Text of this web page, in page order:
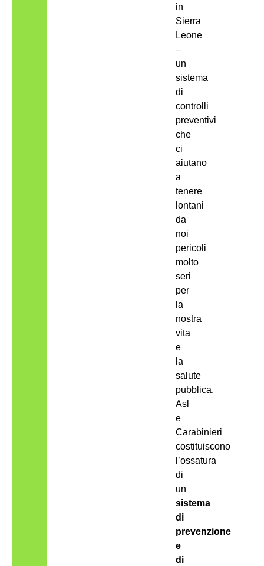
in
Sierra
Leone
–
un
sistema
di
controlli
preventivi
che
ci
aiutano
a
tenere
lontani
da
noi
pericoli
molto
seri
per
la
nostra
vita
e
la
salute
pubblica.
Asl
e
Carabinieri
costituiscono
l’ossatura
di
un
sistema
di
prevenzione
e
di